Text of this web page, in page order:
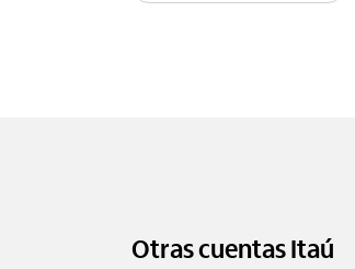
Otras cuentas Itaú